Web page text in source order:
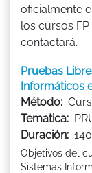
oficialmente
los cursos
contactará.
Pruebas
Informáticos
Método:
Tematica:
Duración:
Objetivos del
Sistemas